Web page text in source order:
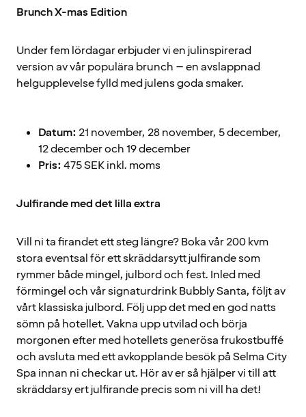
Brunch X-mas Edition
Under fem lördagar erbjuder vi en julinspirerad
version av vår populära brunch – en avslappnad
helgupplevelse fylld med julens goda smaker.
Datum: 21 november, 28 november, 5 december,
12 december och 19 december
Pris:475 SEK inkl. moms
Julfirande med det lilla extra
Vill ni ta firandet ett steg längre? Boka vår 200 kvm
stora eventsal för ett skräddarsytt julfirande som
rymmer både mingel, julbord och fest. Inled med
förmingel och vår signaturdrink Bubbly Santa, följt av
vårt klassiska julbord. Följ upp det med en god natts
sömn på hotellet. Vakna upp utvilad och börja
morgonen efter med hotellets generösa frukostbuffé
och avsluta med ett avkopplande besök på Selma City
Spa innan ni checkar ut. Hör av er så hjälper vi till att
skräddarsy ert julfirande precis som ni vill ha det!